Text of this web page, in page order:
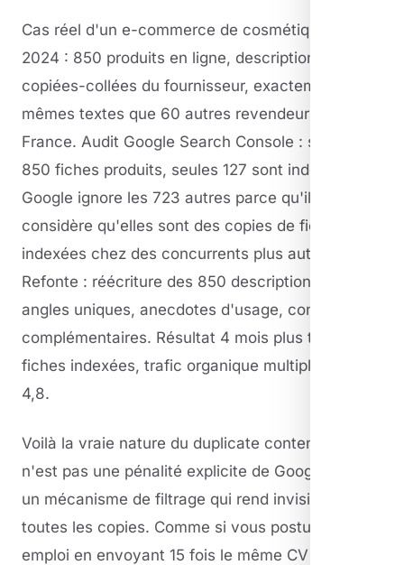
Cas réel d'un e-commerce de cosmétiques en
2024 : 850 produits en ligne, descriptions
copiées-collées du fournisseur, exactement les
mêmes textes que 60 autres revendeurs en
France. Audit Google Search Console : sur les
850 fiches produits, seules 127 sont indexées.
Google ignore les 723 autres parce qu'il
considère qu'elles sont des copies de fiches déjà
indexées chez des concurrents plus autoritaires.
Refonte : réécriture des 850 descriptions avec
angles uniques, anecdotes d'usage, conseils
complémentaires. Résultat 4 mois plus tard : 712
fiches indexées, trafic organique multiplié par
4,8.
Voilà la vraie nature du duplicate content : ce
n'est pas une pénalité explicite de Google, mais
un mécanisme de filtrage qui rend invisibles
toutes les copies. Comme si vous postuliez à un
emploi en envoyant 15 fois le même CV depuis 15